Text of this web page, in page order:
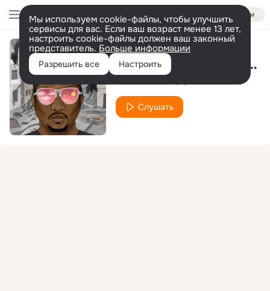
Войти
Мы используем cookie-файлы, чтобы улучшить
сервисы для вас. Если ваш возраст менее 13 лет,
настроить cookie-файлы должен ваш законный
представитель. Больше информации
Разрешить все Настроить Nothing Gonna Stop Me
Слушать